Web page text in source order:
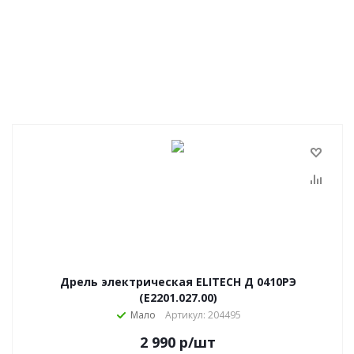
Дрель электрическая ELITECH Д 0410РЭ
(E2201.027.00)
Мало Артикул: 204495
2 990 р/шт